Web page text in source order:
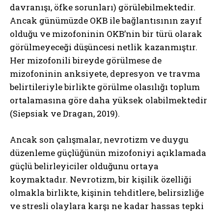
davranışı, öfke sorunları) görülebilmektedir.
Ancak günümüzde OKB ile bağlantısının zayıf
olduğu ve mizofoninin OKB’nin bir türü olarak
görülmeyeceği düşüncesi netlik kazanmıştır.
Her mizofonili bireyde görülmese de
mizofoninin anksiyete, depresyon ve travma
belirtileriyle birlikte görülme olasılığı toplum
ortalamasına göre daha yüksek olabilmektedir
(Siepsiak ve Dragan, 2019).
Ancak son çalışmalar, nevrotizm ve duygu
düzenleme güçlüğünün mizofoniyi açıklamada
güçlü belirleyiciler olduğunu ortaya
koymaktadır. Nevrotizm, bir kişilik özelliği
olmakla birlikte, kişinin tehditlere, belirsizliğe
ve stresli olaylara karşı ne kadar hassas tepki